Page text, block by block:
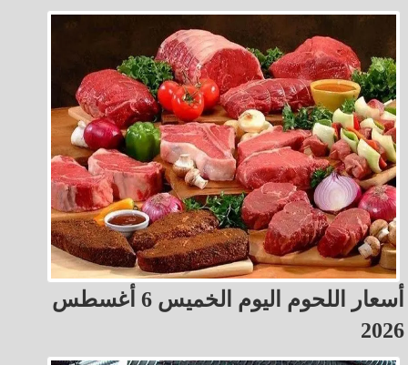
أسعار اللحوم اليوم الخميس 6 أغسطس
2026